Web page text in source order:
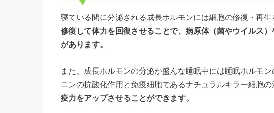
寝ている間に分泌される成長ホルモンには細胞の修復・再生
修復して体力を回復させることで、病原体（菌やウイルス
があります。
また、成長ホルモンの分泌が盛んな睡眠中には睡眠ホルモ
ニンの抗酸化作用と免疫細胞であるナチュラルキラー細胞の
疫力をアップさせることができます。